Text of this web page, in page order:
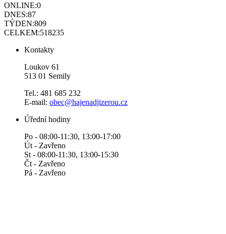
ONLINE:0
DNES:87
TÝDEN:809
CELKEM:518235
Kontakty
Loukov 61
513 01 Semily
Tel.: 481 685 232
E-mail: obec@hajenadjizerou.cz
Úřední hodiny
Po - 08:00-11:30, 13:00-17:00
Út - Zavřeno
St - 08:00-11:30, 13:00-15:30
Čt - Zavřeno
Pá - Zavřeno